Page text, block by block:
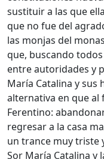
sustituir a las que
que no fue del
las monjas del
que, buscando
entre autoridades y
María Catalina y
alternativa en que al
Ferentino:
regresar a la casa
un trance muy triste
Sor María Catalina y